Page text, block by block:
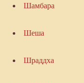
Шамбара
Шеша
Шраддха